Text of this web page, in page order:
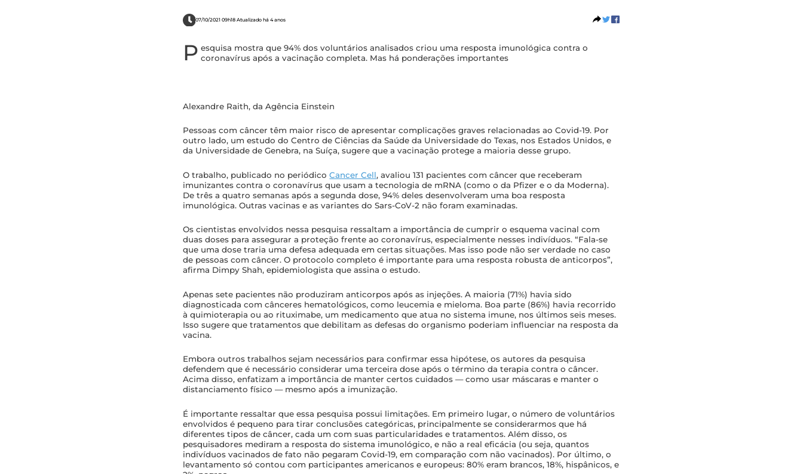
07/10/2021 09h18 Atualizado há 4 anos
P esquisa mostra que 94% dos voluntários analisados criou uma resposta imunológica contra o
coronavírus após a vacinação completa. Mas há ponderações importantes
Alexandre Raith, da Agência Einstein
Pessoas com câncer têm maior risco de apresentar complicações graves relacionadas ao Covid-19. Por
outro lado, um estudo do Centro de Ciências da Saúde da Universidade do Texas, nos Estados Unidos, e
da Universidade de Genebra, na Suíça, sugere que a vacinação protege a maioria desse grupo.
O trabalho, publicado no periódicoCancer Cell, avaliou 131 pacientes com câncer que receberam
imunizantes contra o coronavírus que usam a tecnologia de mRNA (como o da Pfizer e o da Moderna).
De três a quatro semanas após a segunda dose, 94% deles desenvolveram uma boa resposta
imunológica. Outras vacinas e as variantes do Sars-CoV-2 não foram examinadas.
Os cientistas envolvidos nessa pesquisa ressaltam a importância de cumprir o esquema vacinal com
duas doses para assegurar a proteção frente ao coronavírus, especialmente nesses indivíduos. “Fala-se
que uma dose traria uma defesa adequada em certas situações. Mas isso pode não ser verdade no caso
de pessoas com câncer. O protocolo completo é importante para uma resposta robusta de anticorpos”,
afirma Dimpy Shah, epidemiologista que assina o estudo.
Apenas sete pacientes não produziram anticorpos após as injeções. A maioria (71%) havia sido
diagnosticada com cânceres hematológicos, como leucemia e mieloma. Boa parte (86%) havia recorrido
à quimioterapia ou ao rituximabe, um medicamento que atua no sistema imune, nos últimos seis meses.
Isso sugere que tratamentos que debilitam as defesas do organismo poderiam influenciar na resposta da
vacina.
Embora outros trabalhos sejam necessários para confirmar essa hipótese, os autores da pesquisa
defendem que é necessário considerar uma terceira dose após o término da terapia contra o câncer.
Acima disso, enfatizam a importância de manter certos cuidados — como usar máscaras e manter o
distanciamento físico — mesmo após a imunização.
É importante ressaltar que essa pesquisa possui limitações. Em primeiro lugar, o número de voluntários
envolvidos é pequeno para tirar conclusões categóricas, principalmente se considerarmos que há
diferentes tipos de câncer, cada um com suas particularidades e tratamentos. Além disso, os
pesquisadores mediram a resposta do sistema imunológico, e não a real eficácia (ou seja, quantos
indivíduos vacinados de fato não pegaram Covid-19, em comparação com não vacinados). Por último, o
levantamento só contou com participantes americanos e europeus: 80% eram brancos, 18%, hispânicos, e